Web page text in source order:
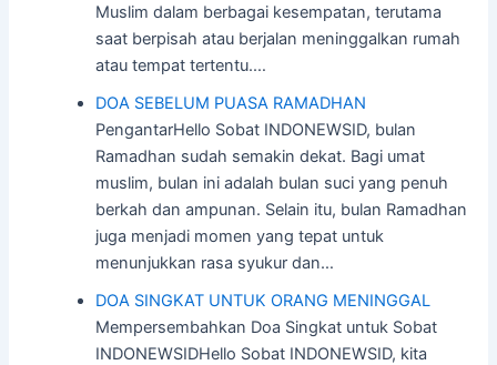
Muslim dalam berbagai kesempatan, terutama
saat berpisah atau berjalan meninggalkan rumah
atau tempat tertentu.…
DOA SEBELUM PUASA RAMADHAN
PengantarHello Sobat INDONEWSID, bulan
Ramadhan sudah semakin dekat. Bagi umat
muslim, bulan ini adalah bulan suci yang penuh
berkah dan ampunan. Selain itu, bulan Ramadhan
juga menjadi momen yang tepat untuk
menunjukkan rasa syukur dan…
DOA SINGKAT UNTUK ORANG MENINGGAL
Mempersembahkan Doa Singkat untuk Sobat
INDONEWSIDHello Sobat INDONEWSID, kita